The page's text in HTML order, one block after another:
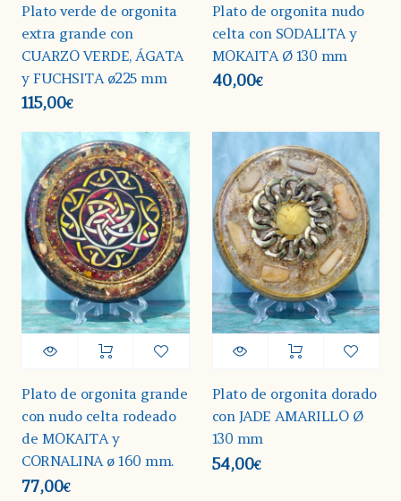
Plato verde de orgonita
extra grande con
CUARZO VERDE, ÁGATA
y FUCHSITA ø225 mm
115,00€
Plato de orgonita nudo
celta con SODALITA y
MOKAITA Ø 130 mm
40,00€
Plato de orgonita grande
con nudo celta rodeado
de MOKAITA y
CORNALINA ø 160 mm.
77,00€
Plato de orgonita dorado
con JADE AMARILLO Ø
130 mm
54,00€